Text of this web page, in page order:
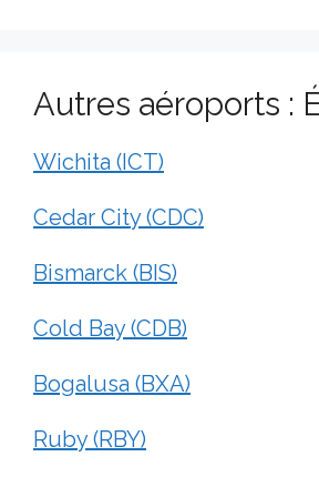
Autres aéroports :
Wichita (ICT)
Cedar City (CDC)
Bismarck (BIS)
Cold Bay (CDB)
Bogalusa (BXA)
Ruby (RBY)